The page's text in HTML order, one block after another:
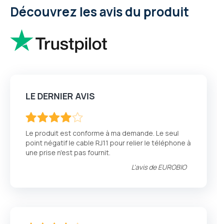
Découvrez les avis du produit
LE DERNIER AVIS
Le produit est conforme à ma demande. Le seul
point négatif le cable RJ11 pour relier le téléphone à
une prise n'est pas fournit.
L'avis deEUROBIO